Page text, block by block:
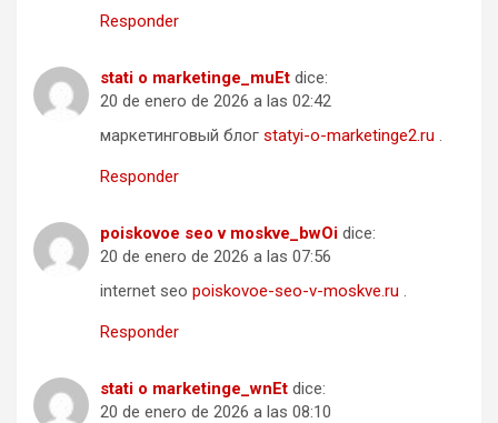
Responder
stati o marketinge_muEt dice:
20 de enero de 2026 a las 02:42
маркетинговый блог statyi-o-marketinge2.ru .
Responder
poiskovoe seo v moskve_bwOi dice:
20 de enero de 2026 a las 07:56
internet seo poiskovoe-seo-v-moskve.ru .
Responder
stati o marketinge_wnEt dice:
20 de enero de 2026 a las 08:10